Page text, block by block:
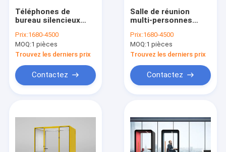
Téléphones de
bureau silencieux
35 dB Taille moyenne
pour 1 à 2 personnes
Prix:1680-4500
MOQ:1 pièces
Trouvez les derniers prix
Contactez
Salle de réunion
multi-personnes
cadre silencieux
Bureau téléphonique
privé pour le bureau
Prix:1680-4500
MOQ:1 pièces
Trouvez les derniers prix
Contactez